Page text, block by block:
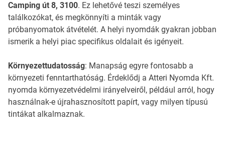
Camping út 8, 3100. Ez lehetővé teszi személyes
találkozókat, és megkönnyíti a minták vagy
próbanyomatok átvételét. A helyi nyomdák gyakran jobban
ismerik a helyi piac specifikus oldalait és igényeit.
Környezettudatosság: Manapság egyre fontosabb a
környezeti fenntarthatóság. Érdeklődj a Atteri Nyomda Kft.
nyomda környezetvédelmi irányelveiről, például arról, hogy
használnak-e újrahasznosított papírt, vagy milyen típusú
tintákat alkalmaznak.